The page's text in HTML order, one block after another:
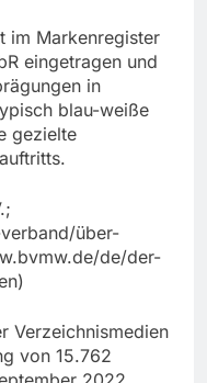
im Markenregister
eingetragen und
in
blau-weiße
gezielte
über-
de/der-
Verzeichnismedien
von 15.762